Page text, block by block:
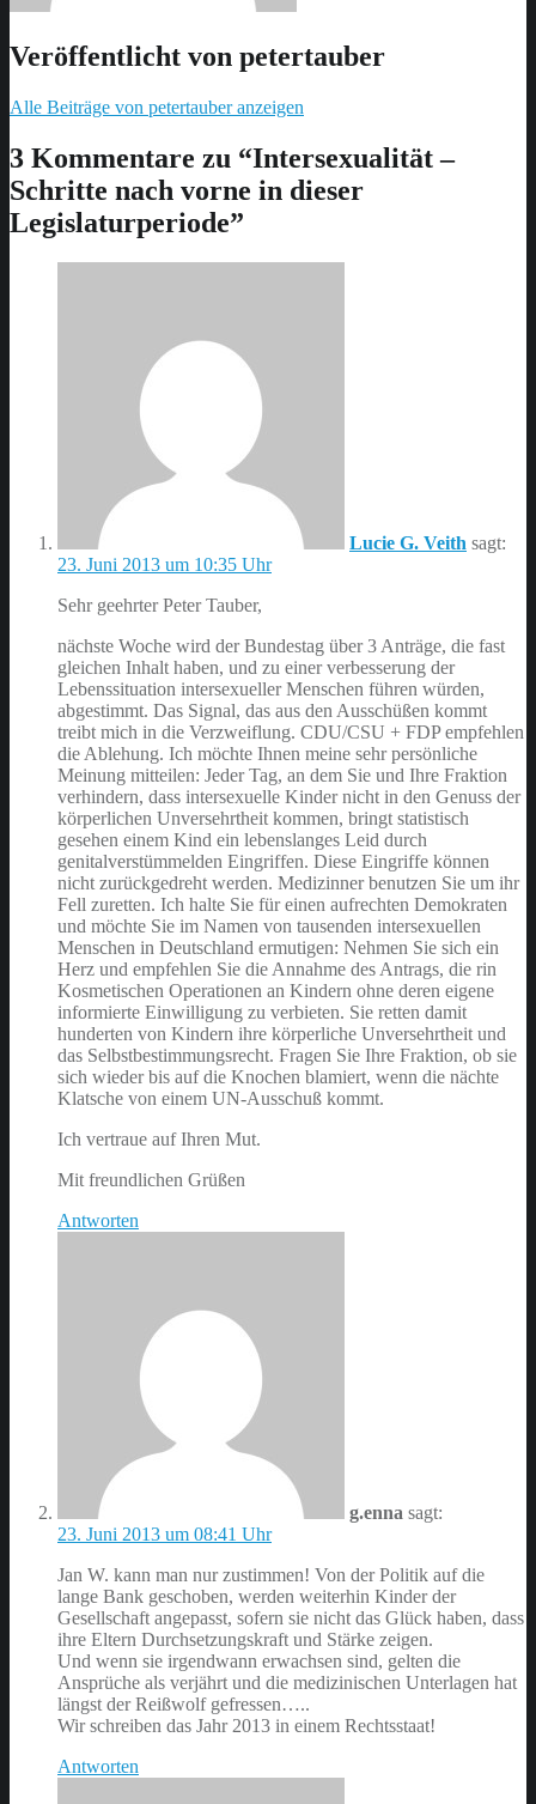
Veröffentlicht von petertauber
Alle Beiträge von petertauber anzeigen
back
to
main
navigation
3 Kommentare zu “Intersexualität –
Schritte nach vorne in dieser
Legislaturperiode”
Lucie G. Veith sagt:
23. Juni 2013 um 10:35 Uhr
Sehr geehrter Peter Tauber,
nächste Woche wird der Bundestag über 3 Anträge, die fast
gleichen Inhalt haben, und zu einer verbesserung der
Lebenssituation intersexueller Menschen führen würden,
abgestimmt. Das Signal, das aus den Ausschüßen kommt
treibt mich in die Verzweiflung. CDU/CSU + FDP empfehlen
die Ablehung. Ich möchte Ihnen meine sehr persönliche
Meinung mitteilen: Jeder Tag, an dem Sie und Ihre Fraktion
verhindern, dass intersexuelle Kinder nicht in den Genuss der
körperlichen Unversehrtheit kommen, bringt statistisch
gesehen einem Kind ein lebenslanges Leid durch
genitalverstümmelden Eingriffen. Diese Eingriffe können
nicht zurückgedreht werden. Medizinner benutzen Sie um ihr
Fell zuretten. Ich halte Sie für einen aufrechten Demokraten
und möchte Sie im Namen von tausenden intersexuellen
Menschen in Deutschland ermutigen: Nehmen Sie sich ein
Herz und empfehlen Sie die Annahme des Antrags, die rin
Kosmetischen Operationen an Kindern ohne deren eigene
informierte Einwilligung zu verbieten. Sie retten damit
hunderten von Kindern ihre körperliche Unversehrtheit und
das Selbstbestimmungsrecht. Fragen Sie Ihre Fraktion, ob sie
sich wieder bis auf die Knochen blamiert, wenn die nächte
Klatsche von einem UN-Ausschuß kommt.
Ich vertraue auf Ihren Mut.
Mit freundlichen Grüßen
Antworten
g.enna sagt:
23. Juni 2013 um 08:41 Uhr
Jan W. kann man nur zustimmen! Von der Politik auf die
lange Bank geschoben, werden weiterhin Kinder der
Gesellschaft angepasst, sofern sie nicht das Glück haben, dass
ihre Eltern Durchsetzungskraft und Stärke zeigen.
Und wenn sie irgendwann erwachsen sind, gelten die
Ansprüche als verjährt und die medizinischen Unterlagen hat
längst der Reißwolf gefressen…..
Wir schreiben das Jahr 2013 in einem Rechtsstaat!
Antworten